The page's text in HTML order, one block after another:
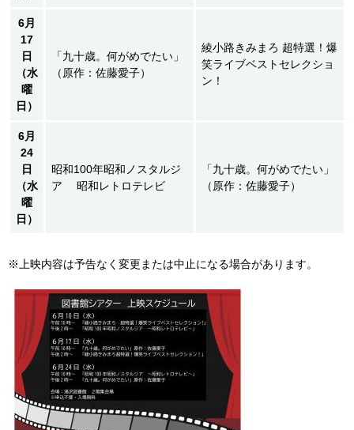
6月
17
日
（水
曜
日）
「九十歳。何がめでたい」
（原作：佐藤愛子）
綾小路きみまろ 超特選！爆
笑ライブベストセレクショ
ン！
6月
24
日
（水
曜
日）
昭和100年昭和ノスタルジ
ア 昭和レトロテレビ
「九十歳。何がめでたい」
（原作：佐藤愛子）
※上映内容は予告なく変更または中止になる場合があります。